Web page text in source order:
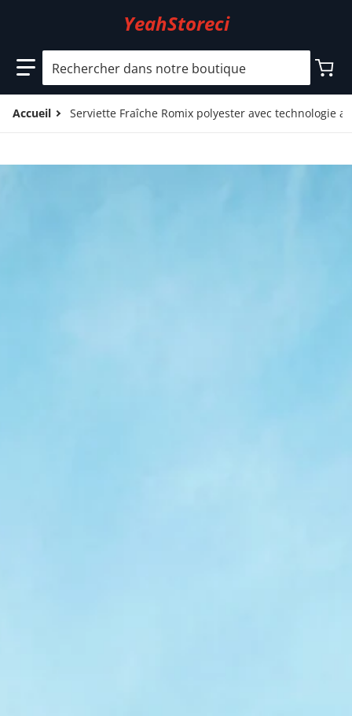
YeahStoreci
Rechercher dans notre boutique
Accueil Serviette Fraîche Romix polyester avec technologie